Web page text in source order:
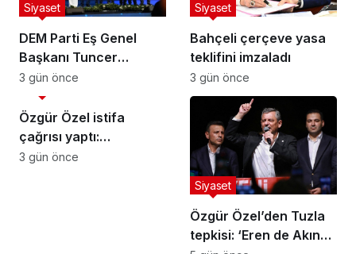
DEM Parti Eş Genel
Başkanı Tuncer
Bakırhan: “Meclis
kapanmadan çerçeve
yasa çıkarılmalıdır”
Siyaset
3 gün önce
Bahçeli çerçeve yasa
teklifini imzaladı
Siyaset
3 gün önce
Özgür Özel istifa
çağrısı yaptı:
Darbecilerden
Siyaset
3 gün önce
Özgür Özel’den Tuzla
tepkisi: ‘Eren de Akın
Siyaset